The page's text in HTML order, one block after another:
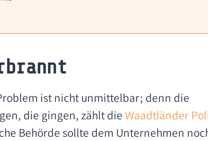
ist nicht unmittelbar; denn die
die gingen, zählt dieWaadtländer
Behörde sollte dem Unternehmen